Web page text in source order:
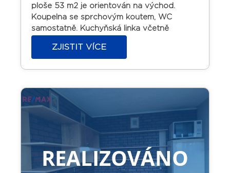
ploše 53 m2 je orientován na východ.
Koupelna se sprchovým koutem, WC
samostatně. Kuchyňská linka včetně
kombinovaného sporáku. Z obývacího
pokoje vstup na balkón. Plastová okna. K
dispozici je sklep. Výtah v domě není.
chvíli pronajat prověřeným nájemníkům.
ZJISTIT VÍCE
REALIZOVÁNO